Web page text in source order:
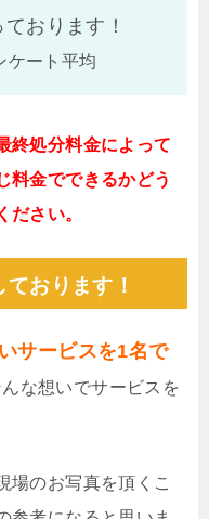
おります！
ート平均
終処分料金によって
料金でできるかどう
ださい。
おります！
いサービスを1名で
んな想いでサービスを
場のお写真を頂くこ